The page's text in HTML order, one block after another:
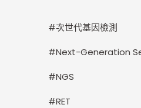
#次世代基因檢測
#Next-Generation
#NGS
#RET